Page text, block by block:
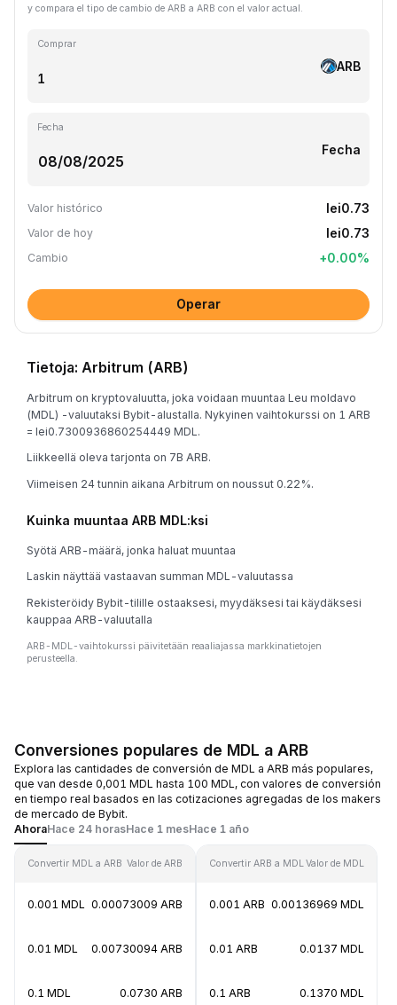
y compara el tipo de cambio de ARB a ARB con el valor actual.
Comprar
ARB
Fecha
Fecha
Valor histórico lei0.73
Valor de hoy lei0.73
Cambio +0.00%
Operar
Tietoja: Arbitrum (ARB)
Arbitrum on kryptovaluutta, joka voidaan muuntaa Leu moldavo
(MDL) -valuutaksi Bybit-alustalla. Nykyinen vaihtokurssi on 1 ARB
= lei0.7300936860254449 MDL.
Liikkeellä oleva tarjonta on 7B ARB.
Viimeisen 24 tunnin aikana Arbitrum on noussut 0.22%.
Kuinka muuntaa ARB MDL:ksi
Syötä ARB-määrä, jonka haluat muuntaa
Laskin näyttää vastaavan summan MDL-valuutassa
Rekisteröidy Bybit-tilille ostaaksesi, myydäksesi tai käydäksesi
kauppaa ARB-valuutalla
ARB-MDL-vaihtokurssi päivitetään reaaliajassa markkinatietojen
perusteella.
Conversiones populares de MDL a ARB
Explora las cantidades de conversión de MDL a ARB más populares,
que van desde 0,001 MDL hasta 100 MDL, con valores de conversión
en tiempo real basados en las cotizaciones agregadas de los makers
de mercado de Bybit.
AhoraHace 24 horasHace 1 mesHace 1 año
Convertir MDL a ARB Valor de ARB
0.001 MDL 0.00073009 ARB
0.01 MDL 0.00730094 ARB
0.1 MDL 0.0730 ARB
Convertir ARB a MDL Valor de MDL
0.001 ARB 0.00136969 MDL
0.01 ARB 0.0137 MDL
0.1 ARB 0.1370 MDL